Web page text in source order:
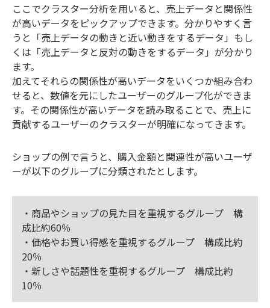
ここでクラスター分析を用いると、売上データと関係性
が高いデータをピックアップできます。分かりやすく言
うと「売上データの動きと近い動きをするデータ」もし
くは「売上データと反対の動きをするデータ」が分かり
ます。
加えてそれらの関係性が高いデータをいくつか組み合わ
せると、数値を元にしたユーザーのグループ化ができま
す。その関係性が高いデータを読み取ることで、売上に
貢献するユーザーのクラスターが明確になってきます。
ショップの例で言うと、購入金額と関連性が高いユーザ
ーが以下のグループに分類されたとします。
・商品やショップの見た目を重視するグループ 構
成比約60％
・価格やお買い得感を重視するグループ 構成比約
20％
・新しさや話題性を重視するグループ 構成比約
10％